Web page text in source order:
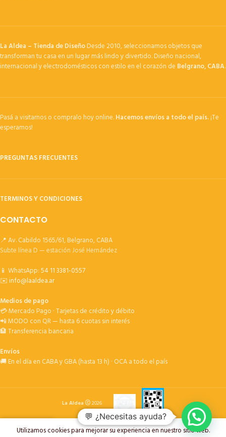
La Aldea – Tienda de DiseñoDesde 2010, seleccionamos objetos que
transforman tu casa en un lugar más lindo y divertido. Diseño nacional,
internacional y electrodomésticos con estilo en el corazón de Belgrano, CABA.
Pasá a visitarnos o compralo hoy online.Hacemos envíos a todo el país.¡Te
esperamos!
PREGUNTAS FRECUENTES
TERMINOS Y CONDICIONES
CONTACTO
📍 Av. Cabildo 1565/61, Belgrano, CABA
Subte línea D — estación José Hernández
📱 WhatsApp:54 11 3381-0557
✉️info@laaldea.ar
Medios de pago
💳 Mercado Pago · Tarjetas de crédito y débito
📲 MODO con QR — hasta 6 cuotas sin interés
🏦 Transferencia bancaria
Envíos
🚚 En el día en CABA y GBA (hasta 13 h) · OCA a todo el país
La Aldea 2026
Utilizamos cookies para mejorar su experiencia en nuestro sitio web.
💬 ¿Necesitas ayuda?